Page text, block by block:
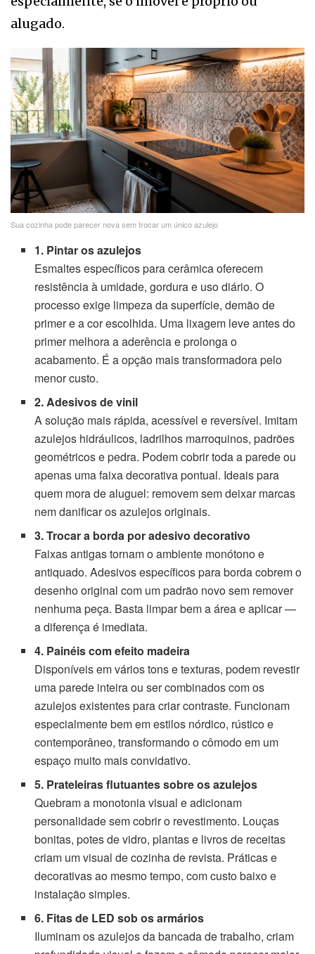
alugado.
Sua cozinha pode parecer nova sem trocar um único azulejo
1. Pintar os azulejos
Esmaltes específicos para cerâmica oferecem
resistência à umidade, gordura e uso diário. O
processo exige limpeza da superfície, demão de
primer e a cor escolhida. Uma lixagem leve antes do
primer melhora a aderência e prolonga o
acabamento. É a opção mais transformadora pelo
menor custo.
2. Adesivos de vinil
A solução mais rápida, acessível e reversível. Imitam
azulejos hidráulicos, ladrilhos marroquinos, padrões
geométricos e pedra. Podem cobrir toda a parede ou
apenas uma faixa decorativa pontual. Ideais para
quem mora de aluguel: removem sem deixar marcas
nem danificar os azulejos originais.
3. Trocar a borda por adesivo decorativo
Faixas antigas tornam o ambiente monótono e
antiquado. Adesivos específicos para borda cobrem o
desenho original com um padrão novo sem remover
nenhuma peça. Basta limpar bem a área e aplicar —
a diferença é imediata.
4. Painéis com efeito madeira
Disponíveis em vários tons e texturas, podem revestir
uma parede inteira ou ser combinados com os
azulejos existentes para criar contraste. Funcionam
especialmente bem em estilos nórdico, rústico e
contemporâneo, transformando o cômodo em um
espaço muito mais convidativo.
5. Prateleiras flutuantes sobre os azulejos
Quebram a monotonia visual e adicionam
personalidade sem cobrir o revestimento. Louças
bonitas, potes de vidro, plantas e livros de receitas
criam um visual de cozinha de revista. Práticas e
decorativas ao mesmo tempo, com custo baixo e
instalação simples.
6. Fitas de LED sob os armários
Iluminam os azulejos da bancada de trabalho, criam